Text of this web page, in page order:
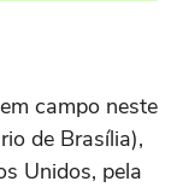
campo neste
de Brasília),
Unidos, pela